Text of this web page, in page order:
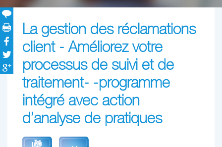
La gestion des réclamations
client - Améliorez votre
processus de suivi et de
traitement- -programme
intégré avec action
d’analyse de pratiques